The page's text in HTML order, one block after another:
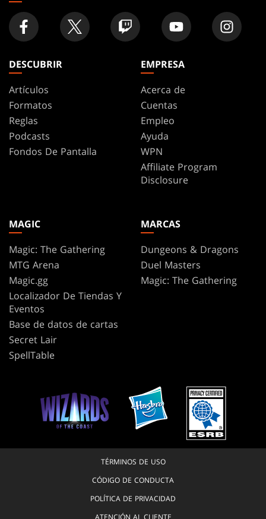
DESCUBRIR
Artículos
Formatos
Reglas
Podcasts
Fondos De Pantalla
EMPRESA
Acerca de
Cuentas
Empleo
Ayuda
WPN
Affiliate Program
Disclosure
MAGIC
Magic: The Gathering
MTG Arena
Magic.gg
Localizador De Tiendas Y
Eventos
Base de datos de cartas
Secret Lair
SpellTable
MARCAS
Dungeons & Dragons
Duel Masters
Magic: The Gathering
TÉRMINOS DE USO
CÓDIGO DE CONDUCTA
POLÍTICA DE PRIVACIDAD